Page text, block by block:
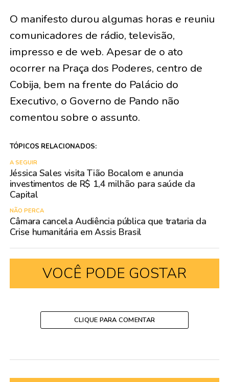
O manifesto durou algumas horas e reuniu
comunicadores de rádio, televisão,
impresso e de web. Apesar de o ato
ocorrer na Praça dos Poderes, centro de
Cobija, bem na frente do Palácio do
Executivo, o Governo de Pando não
comentou sobre o assunto.
TÓPICOS RELACIONADOS:
A SEGUIR
Jéssica Sales visita Tião Bocalom e anuncia
investimentos de R$ 1,4 milhão para saúde da
Capital
NÃO PERCA
Câmara cancela Audiência pública que trataria da
Crise humanitária em Assis Brasil
VOCÊ PODE GOSTAR
CLIQUE PARA COMENTAR